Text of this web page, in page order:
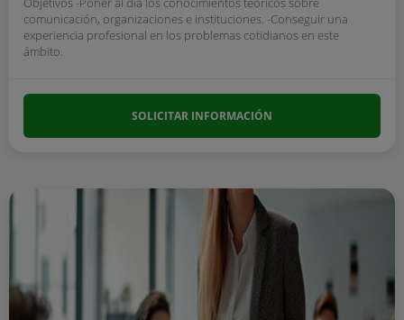
comunicación, organizaciones e instituciones. -Conseguir una
experiencia profesional en los problemas cotidianos en este
ámbito.
SOLICITAR INFORMACIÓN